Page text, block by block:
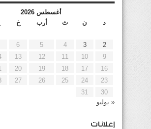
أغسطس 2026
د
ن ث أرب خ
2
3
4
5
6
9
10
11
12
13
16
17
18
19
20
23
24
25
26
27
30
31
« يوليو
إعلانات